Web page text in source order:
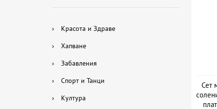
› Красота и Здраве
› Хапване
› Забавления
› Спорт и Танци
› Култура
Сет